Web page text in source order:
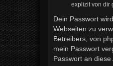
explizit von dir
Dein Passwort
Webseiten zu
Betreibers, von
mein Passwort
Passwort an